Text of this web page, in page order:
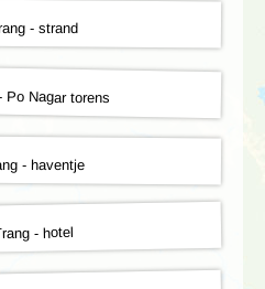
- strand
Po Nagar torens
- haventje
- hotel